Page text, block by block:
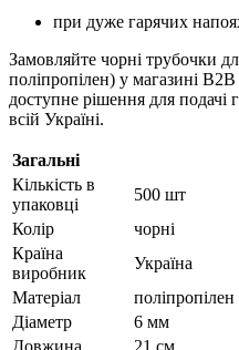
при дуже гарячих
Замовляйте чорні трубочки
поліпропілен) у магазині B2B
доступне рішення для подачі
всій Україні.
Загальні
Кількість в
упаковці
500 шт
Колір
чорні
Країна
виробник
Україна
Матеріал
поліпропілен
Діаметр
6 мм